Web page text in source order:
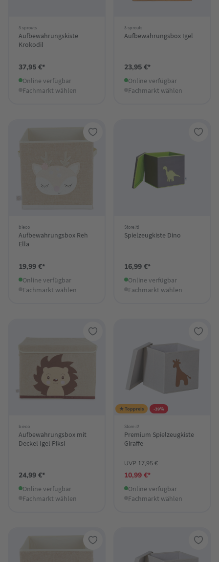
3 sprouts
Aufbewahrungskiste
Krokodil
37,95 €*
Online verfügbar
Fachmarkt wählen
3 sprouts
Aufbewahrungsbox Igel
23,95 €*
Online verfügbar
Fachmarkt wählen
bieco
Aufbewahrungsbox Reh
Ella
19,99 €*
Online verfügbar
Fachmarkt wählen
Store.it!
Spielzeugkiste Dino
16,99 €*
Online verfügbar
Fachmarkt wählen
bieco
Aufbewahrungsbox mit
Deckel Igel Piksi
24,99 €*
Online verfügbar
Fachmarkt wählen
★ Toppreis -39%
Store.it!
Premium Spielzeugkiste
Giraffe
UVP 17,95 €
10,99 €*
Online verfügbar
Fachmarkt wählen